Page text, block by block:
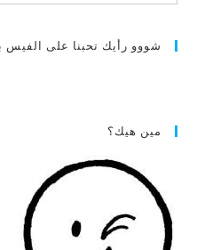
شووو رأيك تحبنا على الفيس
مين هيك؟